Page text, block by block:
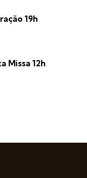
19h
Missa 12h